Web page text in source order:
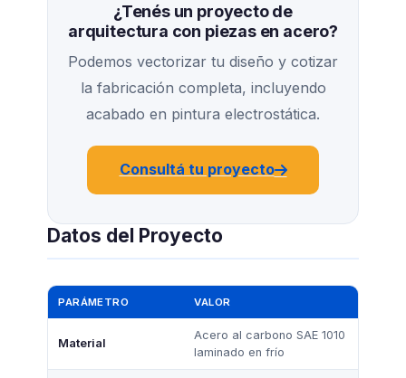
¿Tenés un proyecto de
arquitectura con piezas en acero?
Podemos vectorizar tu diseño y cotizar
la fabricación completa, incluyendo
acabado en pintura electrostática.
Consultá tu proyecto
Datos del Proyecto
PARÁMETRO VALOR
Material
Acero al carbono SAE 1010
laminado en frío